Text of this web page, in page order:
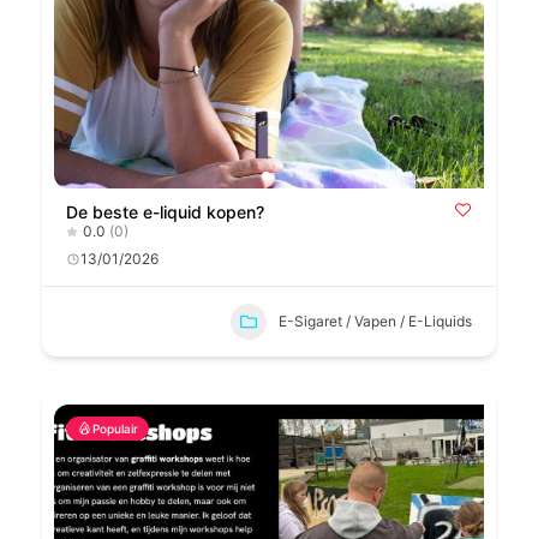
De beste e-liquid kopen?
0.0 (0)
13/01/2026
E-Sigaret / Vapen / E-Liquids
Populair